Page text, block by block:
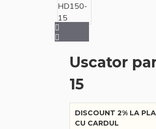
Uscator
15
DISCOUNT 2% LA
CU CARDUL